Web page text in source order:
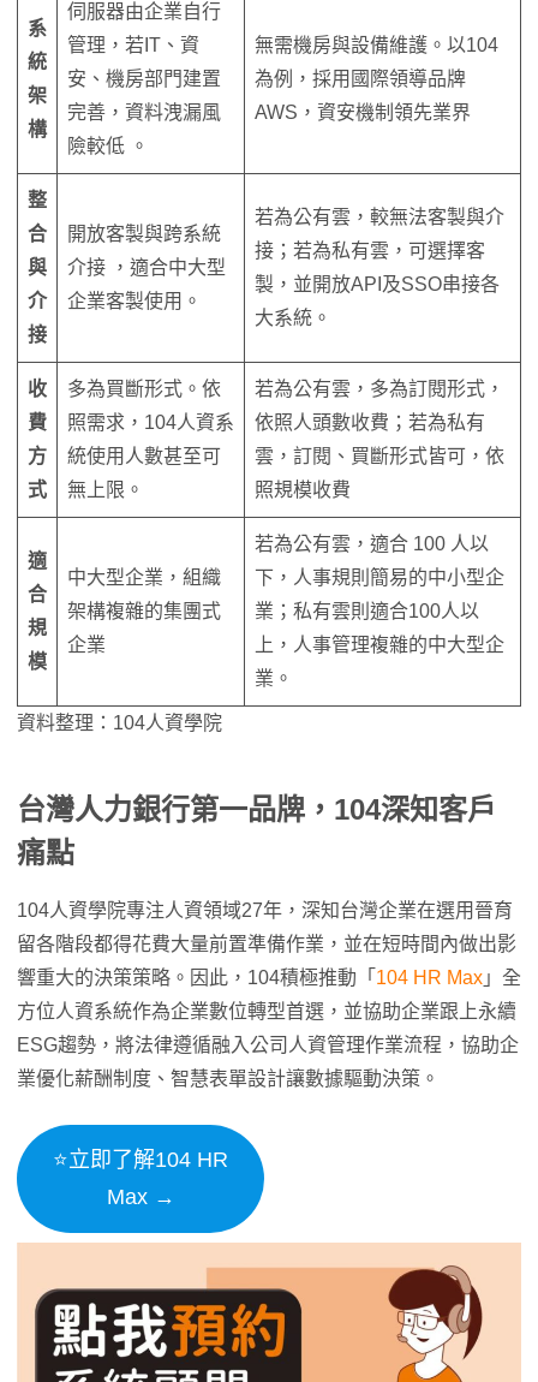
系
統
架
構
伺服器由企業自行
管理，若IT、資
安、機房部門建置
完善，資料洩漏風
險較低 。
無需機房與設備維護。以104
為例，採用國際領導品牌
AWS，資安機制領先業界
整
合
與
介
接
開放客製與跨系統
介接 ，適合中大型
企業客製使用。
若為公有雲，較無法客製與介
接；若為私有雲，可選擇客
製，並開放API及SSO串接各
大系統。
收
費
方
式
多為買斷形式。依
照需求，104人資系
統使用人數甚至可
無上限。
若為公有雲，多為訂閱形式，
依照人頭數收費；若為私有
雲，訂閱、買斷形式皆可，依
照規模收費
適
合
規
模
中大型企業，組織
架構複雜的集團式
企業
若為公有雲，適合 100 人以
下，人事規則簡易的中小型企
業；私有雲則適合100人以
上，人事管理複雜的中大型企
業。
資料整理：104人資學院
台灣人力銀行第一品牌，104深知客戶
痛點
104人資學院專注人資領域27年，深知台灣企業在選用晉育
留各階段都得花費大量前置準備作業，並在短時間內做出影
響重大的決策策略。因此，104積極推動「 104 HR Max 」全
方位人資系統作為企業數位轉型首選，並協助企業跟上永續
ESG趨勢，將法律遵循融入公司人資管理作業流程，協助企
業優化薪酬制度、智慧表單設計讓數據驅動決策。
⭐立即了解104 HR
Max →